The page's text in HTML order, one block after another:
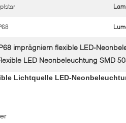
imprägniern flexible LED-
LED Neonbeleuchtung SMD
Lichtquelle LED-